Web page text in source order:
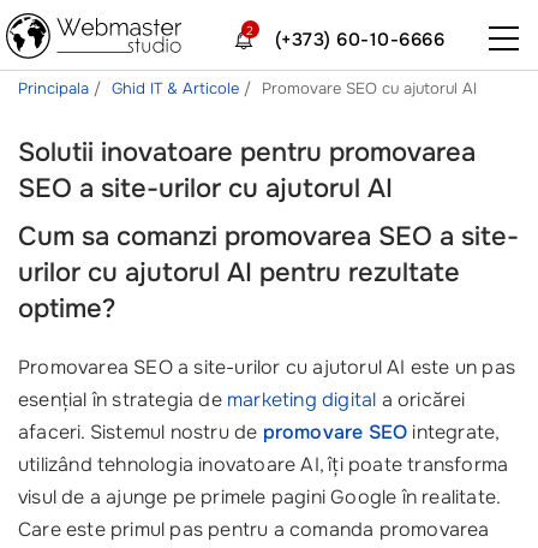
(+373) 60-10-6666
2
Principala Ghid IT & Articole Promovare SEO cu ajutorul AI
Solutii inovatoare pentru promovarea
SEO a site-urilor cu ajutorul AI
Cum sa comanzi promovarea SEO a site-
urilor cu ajutorul AI pentru rezultate
optime?
Promovarea SEO a site-urilor cu ajutorul AI este un pas
esențial în strategia de marketing digital a oricărei
afaceri. Sistemul nostru de promovare SEO integrate,
utilizând tehnologia inovatoare AI, îți poate transforma
visul de a ajunge pe primele pagini Google în realitate.
Care este primul pas pentru a comanda promovarea